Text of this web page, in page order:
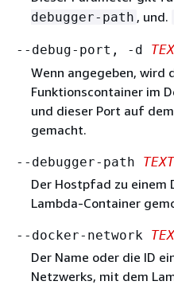
debugger-path , und.
--debug-port, -d
Wenn angegeben, wird
Funktionscontainer im
und dieser Port auf
gemacht.
--debugger-path TEXT
Der Hostpfad zu einem
Lambda-Container
--docker-network
Der Name oder die ID
Netzwerks, mit dem